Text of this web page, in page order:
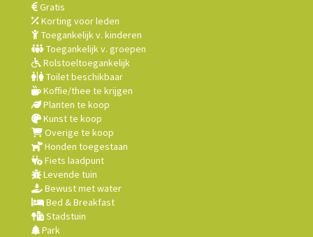
Gratis
Korting voor leden
Toegankelijk v. kinderen
Toegankelijk v. groepen
Rolstoeltoegankelijk
Toilet beschikbaar
Koffie/thee te krijgen
Planten te koop
Kunst te koop
Overige te koop
Honden toegestaan
Fiets laadpunt
Levende tuin
Bewust met water
Bed & Breakfast
Stadstuin
Park